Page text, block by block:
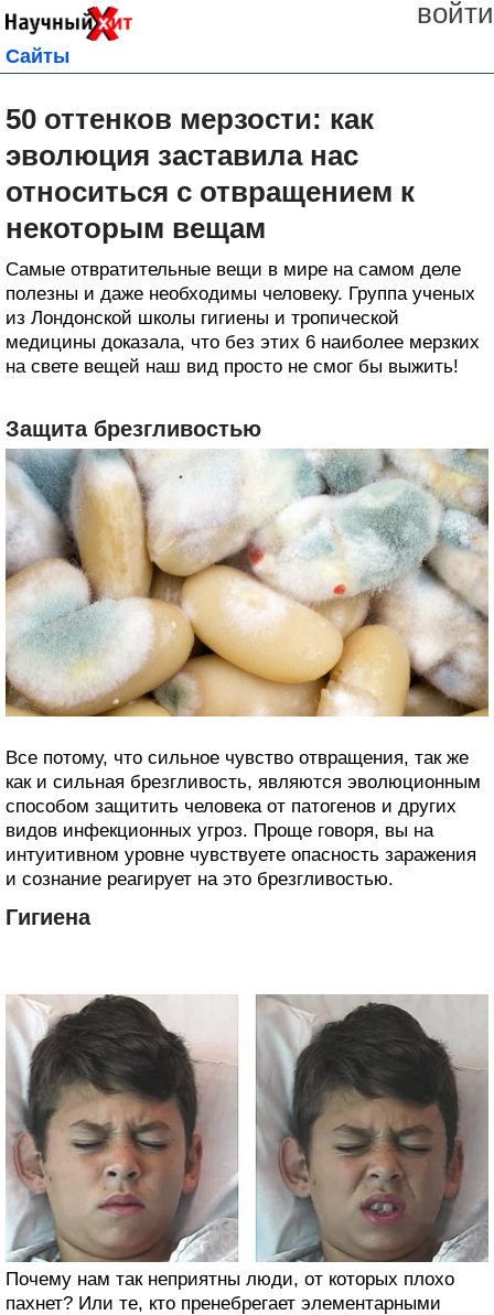
войти
Сайты
50 оттенков мерзости: как
эволюция заставила нас
относиться с отвращением к
некоторым вещам
Самые отвратительные вещи в мире на самом деле
полезны и даже необходимы человеку. Группа ученых
из Лондонской школы гигиены и тропической
медицины доказала, что без этих 6 наиболее мерзких
на свете вещей наш вид просто не смог бы выжить!
Защита брезгливостью
Все потому, что сильное чувство отвращения, так же
как и сильная брезгливость, являются эволюционным
способом защитить человека от патогенов и других
видов инфекционных угроз. Проще говоря, вы на
интуитивном уровне чувствуете опасность заражения
и сознание реагирует на это брезгливостью.
Гигиена
Почему нам так неприятны люди, от которых плохо
пахнет? Или те, кто пренебрегает элементарными